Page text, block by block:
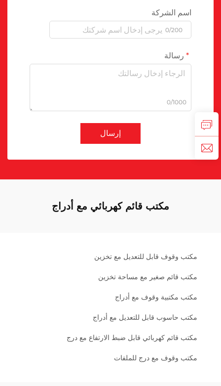
اسم الشركة
0/200
رسالة
0/1000
إرسال
مكتب قائم كهربائي مع أدراج
مكتب وقوف قابل للتعديل مع تخزين
مكتب قائم صغير مع مساحة تخزين
مكتب مكتبية وقوف مع أدراج
مكتب حاسوب قابل للتعديل مع أدراج
مكتب قائم كهربائي قابل ضبط الارتفاع مع درج
مكتب وقوف مع درج للملفات